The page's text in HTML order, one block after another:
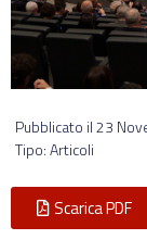
Pubblicato il23
Tipo: Articoli
Scarica PDF